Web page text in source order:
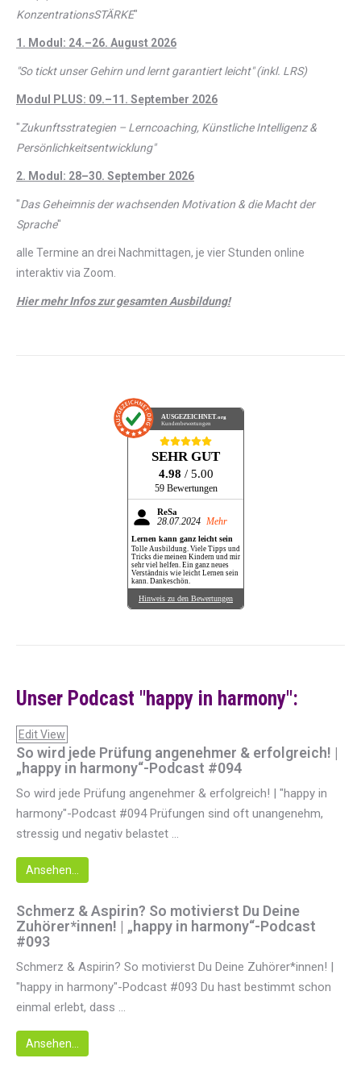
KonzentrationsSTÄRKE"
1. Modul: 24.–26. August 2026
"So tickt unser Gehirn und lernt garantiert leicht" (inkl. LRS)
Modul PLUS: 09.–11. September 2026
"Zukunftsstrategien – Lerncoaching, Künstliche Intelligenz &
Persönlichkeitsentwicklung"
2. Modul: 28–30. September 2026
"Das Geheimnis der wachsenden Motivation & die Macht der
Sprache"
alle Termine an drei Nachmittagen, je vier Stunden online
interaktiv via Zoom.
Hier mehr Infos zur gesamten Ausbildung!
AUSGEZEICHNET.org
Kundenbewertungen
SEHR GUT
4.98 / 5.00
59 Bewertungen
ReSa
28.07.2024 Mehr
Lernen kann ganz leicht sein
Tolle Ausbildung. Viele Tipps und
Tricks die meinen Kindern und mir
sehr viel helfen. Ein ganz neues
Verständnis wie leicht Lernen sein
kann. Dankeschön.
Hinweis zu den Bewertungen
Unser Podcast "happy in harmony":
Edit View
So wird jede Prüfung angenehmer & erfolgreich! |
„happy in harmony“-Podcast #094
So wird jede Prüfung angenehmer & erfolgreich! | "happy in
harmony"-Podcast #094 Prüfungen sind oft unangenehm,
stressig und negativ belastet ...
Ansehen...
Schmerz & Aspirin? So motivierst Du Deine
Zuhörer*innen! | „happy in harmony“-Podcast
#093
Schmerz & Aspirin? So motivierst Du Deine Zuhörer*innen! |
"happy in harmony"-Podcast #093 Du hast bestimmt schon
einmal erlebt, dass ...
Ansehen...